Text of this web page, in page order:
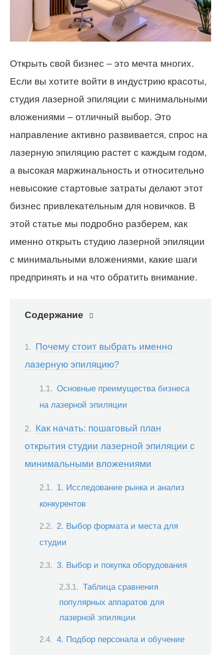
Открыть свой бизнес – это мечта многих.
Если вы хотите войти в индустрию красоты,
студия лазерной эпиляции с минимальными
вложениями – отличный выбор. Это
направление активно развивается, спрос на
лазерную эпиляцию растет с каждым годом,
а высокая маржинальность и относительно
невысокие стартовые затраты делают этот
бизнес привлекательным для новичков. В
этой статье мы подробно разберем, как
именно открыть студию лазерной эпиляции
с минимальными вложениями, какие шаги
предпринять и на что обратить внимание.
Содержание
Почему стоит выбрать именно
лазерную эпиляцию?
Основные преимущества бизнеса
на лазерной эпиляции
Как начать: пошаговый план
открытия студии лазерной эпиляции с
минимальными вложениями
1. Исследование рынка и анализ
конкурентов
2. Выбор формата и места для
студии
3. Выбор и покупка оборудования
Таблица сравнения
популярных аппаратов для
лазерной эпиляции
4. Подбор персонала и обучение